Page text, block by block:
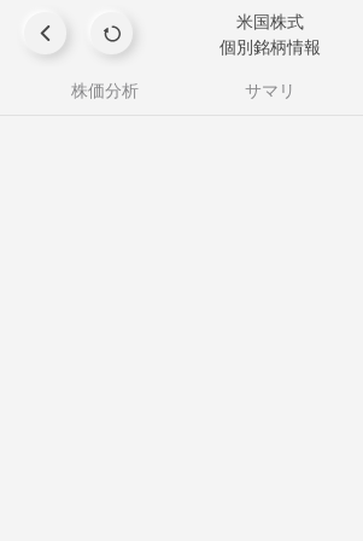
米国株式
個別銘柄情報
株価分析
サマリ